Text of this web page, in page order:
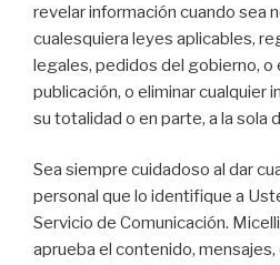
revelar información cuando sea
cualesquiera leyes aplicables,
legales, pedidos del gobierno, o
publicación, o eliminar cualquier
su totalidad o en parte, a la sola
Sea siempre cuidadoso al dar
personal que lo identifique a
Servicio de Comunicación.
aprueba el contenido, mensajes,